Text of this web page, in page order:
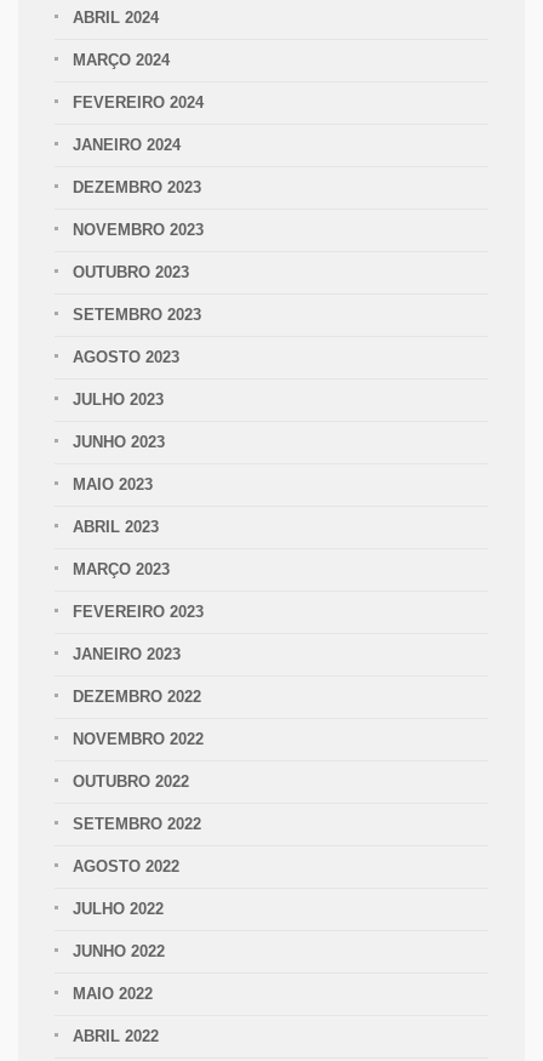
ABRIL 2024
MARÇO 2024
FEVEREIRO 2024
JANEIRO 2024
DEZEMBRO 2023
NOVEMBRO 2023
OUTUBRO 2023
SETEMBRO 2023
AGOSTO 2023
JULHO 2023
JUNHO 2023
MAIO 2023
ABRIL 2023
MARÇO 2023
FEVEREIRO 2023
JANEIRO 2023
DEZEMBRO 2022
NOVEMBRO 2022
OUTUBRO 2022
SETEMBRO 2022
AGOSTO 2022
JULHO 2022
JUNHO 2022
MAIO 2022
ABRIL 2022